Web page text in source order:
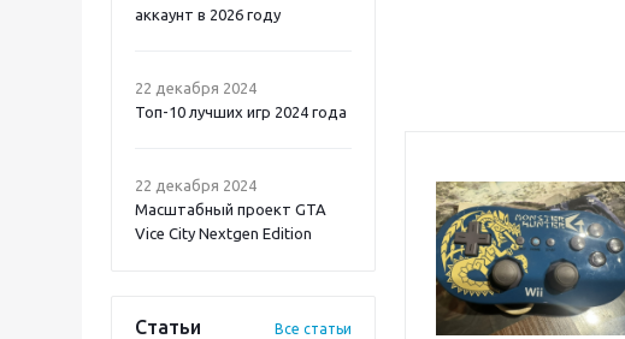
аккаунт в 2026 году
22 декабря 2024
Топ-10 лучших игр 2024 года
22 декабря 2024
Масштабный проект GTA
Vice City Nextgen Edition
Статьи Все статьи